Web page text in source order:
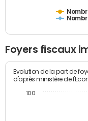
Foyers fiscaux
Evolution de la part de
d'après ministère de
100